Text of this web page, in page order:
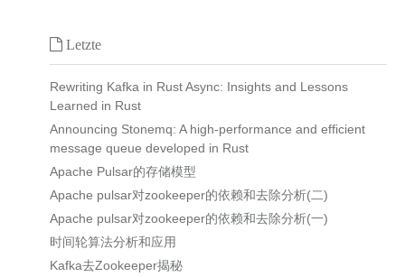
Letzte
Rewriting Kafka in Rust Async: Insights and Lessons
Learned in Rust
Announcing Stonemq: A high-performance and efficient
message queue developed in Rust
Apache Pulsar的存储模型
Apache pulsar对zookeeper的依赖和去除分析(二)
Apache pulsar对zookeeper的依赖和去除分析(一)
时间轮算法分析和应用
Kafka去Zookeeper揭秘